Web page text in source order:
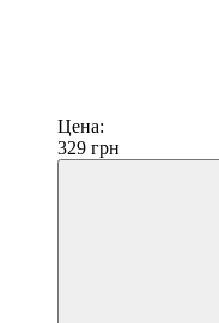
Цена:
329 грн